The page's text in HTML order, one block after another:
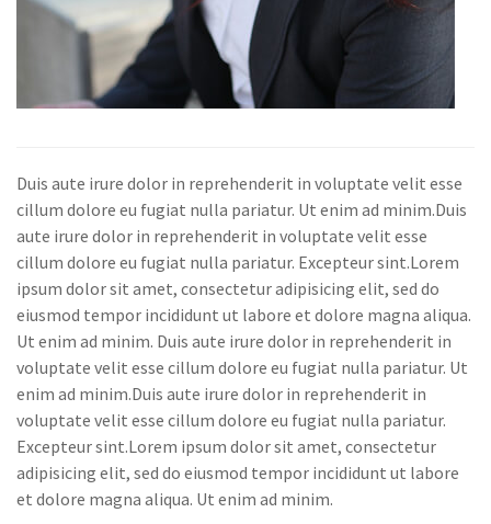
Duis aute irure dolor in reprehenderit in voluptate velit esse
cillum dolore eu fugiat nulla pariatur. Ut enim ad minim.Duis
aute irure dolor in reprehenderit in voluptate velit esse
cillum dolore eu fugiat nulla pariatur. Excepteur sint.Lorem
ipsum dolor sit amet, consectetur adipisicing elit, sed do
eiusmod tempor incididunt ut labore et dolore magna aliqua.
Ut enim ad minim. Duis aute irure dolor in reprehenderit in
voluptate velit esse cillum dolore eu fugiat nulla pariatur. Ut
enim ad minim.Duis aute irure dolor in reprehenderit in
voluptate velit esse cillum dolore eu fugiat nulla pariatur.
Excepteur sint.Lorem ipsum dolor sit amet, consectetur
adipisicing elit, sed do eiusmod tempor incididunt ut labore
et dolore magna aliqua. Ut enim ad minim.